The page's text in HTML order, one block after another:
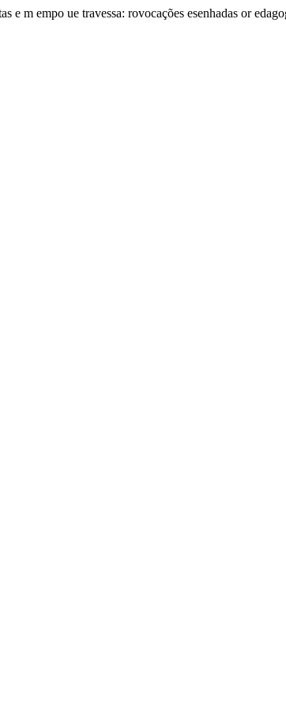
m empo ue travessa: rovocações esenhadas or